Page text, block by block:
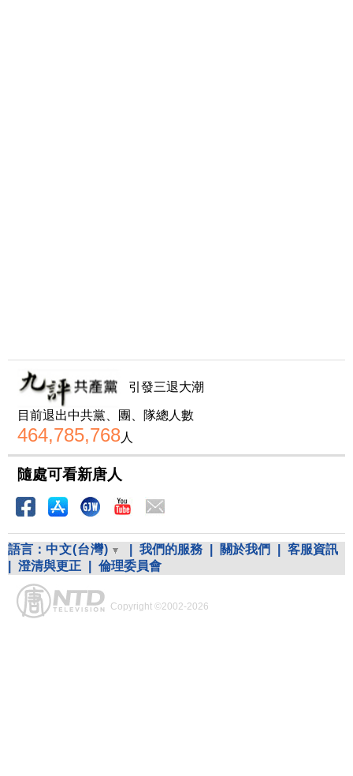
引發三退大潮
目前退出中共黨、團、隊總人數
464,785,768人
隨處可看新唐人
語言： 中文(台灣) 我們的服務 關於我們
客服資訊
澄清與更正 倫理委員會
Copyright ©2002-2026